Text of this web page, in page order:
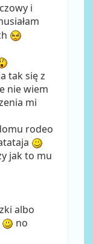
i
tak się z
nie wiem
mi
rodeo
jak to mu
albo
no